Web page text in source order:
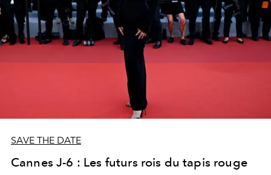
SAVE THE DATE
Cannes J-6 : Les futurs rois du tapis rouge